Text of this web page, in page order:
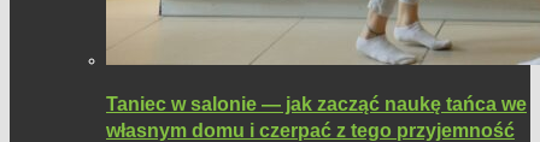
Taniec w salonie — jak zacząć naukę tańca we
własnym domu i czerpać z tego przyjemność